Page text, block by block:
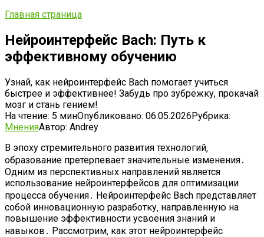
Главная страница
Нейроинтерфейс Bach: Путь к
эффективному обучению
Узнай, как нейроинтерфейс Bach помогает учиться
быстрее и эффективнее! Забудь про зубрежку, прокачай
мозг и стань гением!
На чтение: 5 минОпубликовано: 06.05.2026Рубрика:
МненияАвтор: Andrey
В эпоху стремительного развития технологий‚
образование претерпевает значительные изменения․
Одним из перспективных направлений является
использование нейроинтерфейсов для оптимизации
процесса обучения․ Нейроинтерфейс Bach представляет
собой инновационную разработку‚ направленную на
повышение эффективности усвоения знаний и
навыков․ Рассмотрим‚ как этот нейроинтерфейс